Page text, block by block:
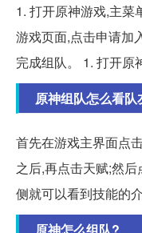
1. 打开原神游戏,主菜
游戏页面,点击申请加
完成组队。 1. 打开原
原神组队怎么看队
首先在游戏主界面点
之后,再点击天赋;然
侧就可以看到技能的